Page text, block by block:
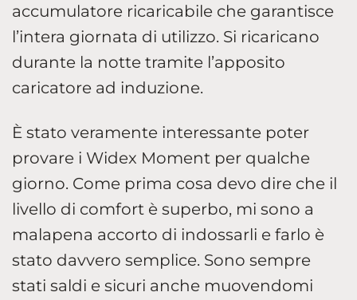
accumulatore ricaricabile che garantisce
l’intera giornata di utilizzo. Si ricaricano
durante la notte tramite l’apposito
caricatore ad induzione.
È stato veramente interessante poter
provare i Widex Moment per qualche
giorno. Come prima cosa devo dire che il
livello di comfort è superbo, mi sono a
malapena accorto di indossarli e farlo è
stato davvero semplice. Sono sempre
stati saldi e sicuri anche muovendomi